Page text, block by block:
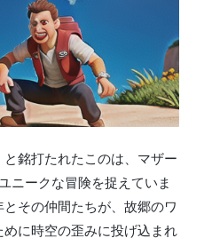
と銘打たれたこのは、マザー
ニークな冒険を捉えていま
その仲間たちが、故郷のワ
に時空の歪みに投げ込まれ